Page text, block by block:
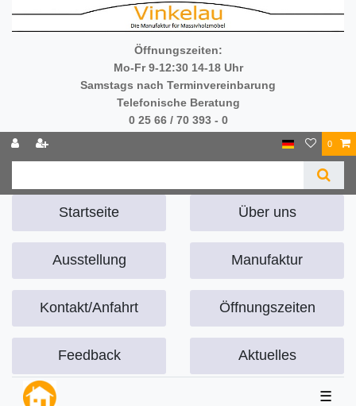
Öffnungszeiten:
Mo-Fr 9-12:30 14-18 Uhr
Samstags nach Terminvereinbarung
Telefonische Beratung
0 25 66 / 70 393 - 0
0
Startseite Über uns
Ausstellung Manufaktur
Kontakt/Anfahrt Öffnungszeiten
Feedback Aktuelles
☰